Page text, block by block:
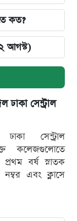
কত?
আগস্ট)
ঢাকা সেন্ট্রাল
সেন্ট্রাল
কলেজগুলোতে
প্রথম বর্ষ স্নাতক
নম্বর এবং ক্লাসে